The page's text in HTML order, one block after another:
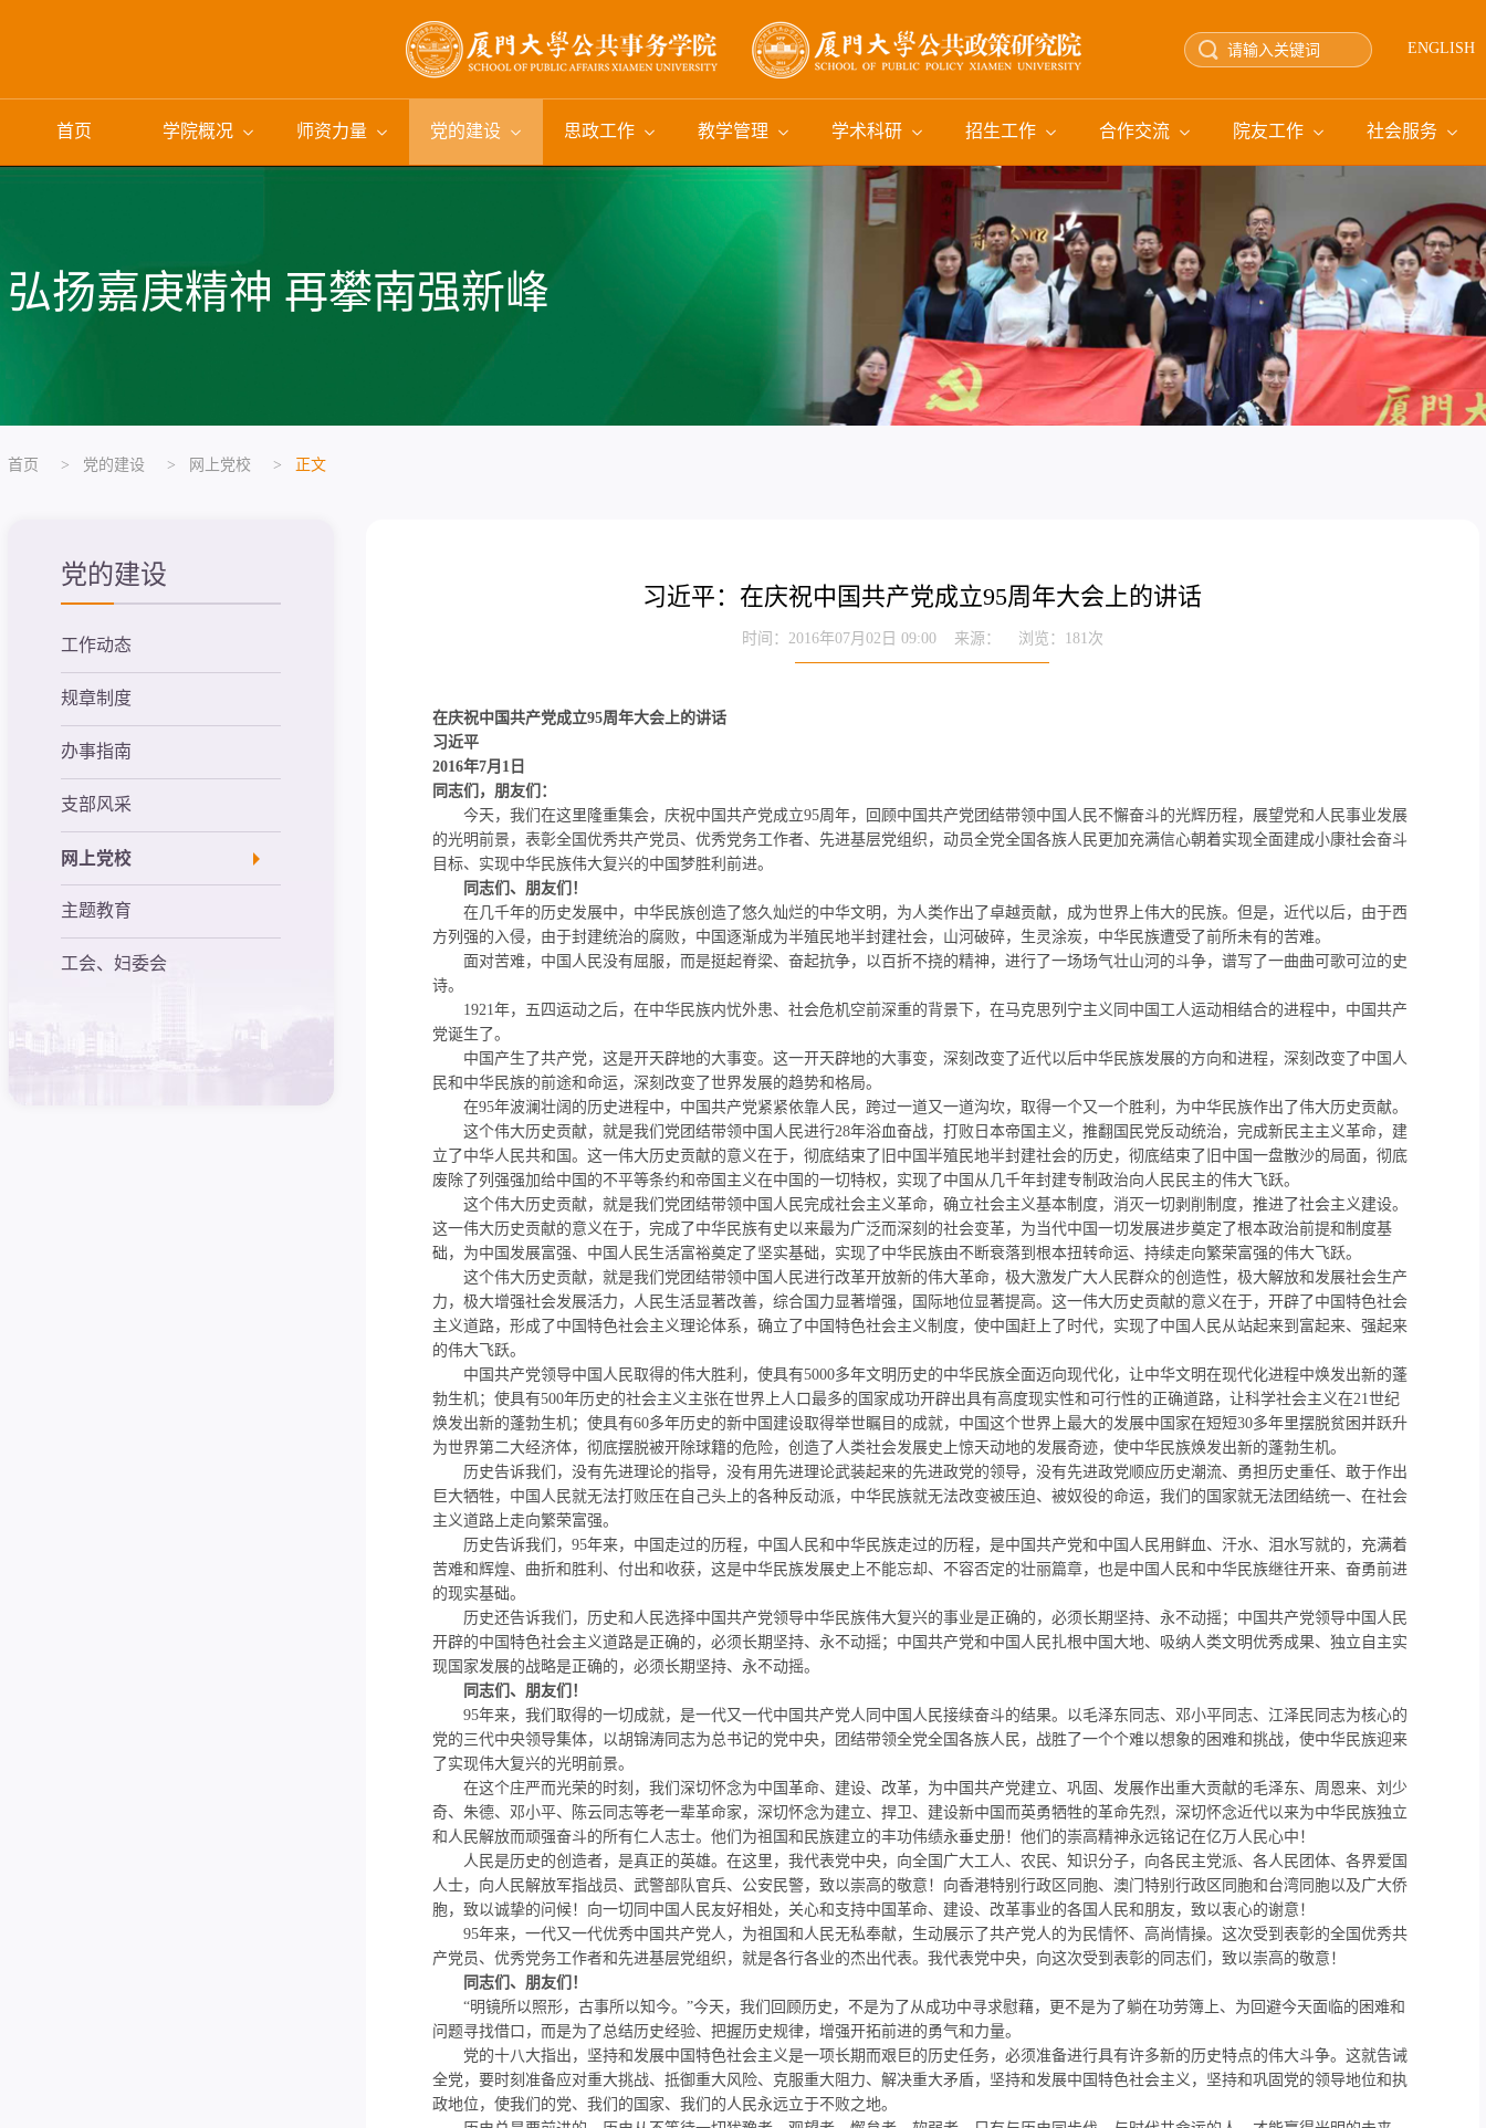
ENGLISH
首页 学院概况 师资力量 党的建设 思政工作 教学管理 学术科研 招生工作 合作交流 院友工作 社会服务
弘扬嘉庚精神 再攀南强新峰
首页 > 党的建设 > 网上党校 > 正文
党的建设
工作动态
规章制度
办事指南
支部风采
网上党校
主题教育
工会、妇委会
习近平：在庆祝中国共产党成立95周年大会上的讲话
时间：2016年07月02日 09:00 来源： 浏览： 181次
在庆祝中国共产党成立95周年大会上的讲话
习近平
2016年7月1日
同志们，朋友们：
今天，我们在这里隆重集会，庆祝中国共产党成立95周年，回顾中国共产党团结带领中国人民不懈奋斗的光辉历程，展望党和人民事业发展
的光明前景，表彰全国优秀共产党员、优秀党务工作者、先进基层党组织，动员全党全国各族人民更加充满信心朝着实现全面建成小康社会奋斗
目标、实现中华民族伟大复兴的中国梦胜利前进。
同志们、朋友们！
在几千年的历史发展中，中华民族创造了悠久灿烂的中华文明，为人类作出了卓越贡献，成为世界上伟大的民族。但是，近代以后，由于西
方列强的入侵，由于封建统治的腐败，中国逐渐成为半殖民地半封建社会，山河破碎，生灵涂炭，中华民族遭受了前所未有的苦难。
面对苦难，中国人民没有屈服，而是挺起脊梁、奋起抗争，以百折不挠的精神，进行了一场场气壮山河的斗争，谱写了一曲曲可歌可泣的史
诗。
1921年，五四运动之后，在中华民族内忧外患、社会危机空前深重的背景下，在马克思列宁主义同中国工人运动相结合的进程中，中国共产
党诞生了。
中国产生了共产党，这是开天辟地的大事变。这一开天辟地的大事变，深刻改变了近代以后中华民族发展的方向和进程，深刻改变了 中国人
民和中华民族的前途和命运，深刻改变了世界发展的趋势和格局。
在95年波澜壮阔的历史进程中，中国共产党紧紧依靠人民，跨过一道又一道沟坎，取得一个又一个胜利，为中华民族作出了伟大历史贡献。
这个伟大历史贡献，就是我们党团结带领中国人民进行28年浴血奋战，打败日本帝国主义，推翻国民党反动统治，完成新民主主义革命，建
立了中华人民共和国。这一伟大历史贡献的意义在于，彻底结束了旧中国半殖民地半封建社会的历史，彻底结束了旧中国一盘散沙的局面，彻底
废除了列强强加给中国的不平等条约和帝国主义在中国的一切特权，实现了中国从几千年封建专制政治向人民民主的伟大飞跃。
这个伟大历史贡献，就是我们党团结带领中国人民完成社会主义革命，确立社会主义基本制度，消灭一切剥削制度，推进了社会主义建设。
这一伟大历史贡献的意义在于，完成了中华民族有史以来最为广泛而深刻的社会变革，为当代中国一切发展进步奠定了根本政治前提和制度基
础，为中国发展富强、中国人民生活富裕奠定了坚实基础，实现了中华民族由不断衰落到根本扭转命运、持续走向繁荣富强的伟大飞跃。
这个伟大历史贡献，就是我们党团结带领中国人民进行改革开放新的伟大革命，极大激发广大人民群众的创造性，极大解放和发展社会生产
力，极大增强社会发展活力，人民生活显著改善，综合国力显著增强，国际地位显著提高。这一伟大历史贡献的意义在于，开辟了中国特色社会
主义道路，形成了中国特色社会主义理论体系，确立了中国特色社会主义制度，使中国赶上了时代，实现了中国人民从站起来到富起来、强起来
的伟大飞跃。
中国共产党领导中国人民取得的伟大胜利，使具有5000多年文明历史的中华民族全面迈向现代化，让中华文明在现代化进程中焕发出新的蓬
勃生机；使具有500年历史的社会主义主张在世界上人口最多的国家成功开辟出具有高度现实性和可行性的正确道路，让科学社会主义在21世纪
焕发出新的蓬勃生机；使具有60多年历史的新中国建设取得举世瞩目的成就，中国这个世界上最大的发展中国家在短短30多年里摆脱贫困并跃升
为世界第二大经济体，彻底摆脱被开除球籍的危险，创造了人类社会发展史上惊天动地的发展奇迹，使中华民族焕发出新的蓬勃生机。
历史告诉我们，没有先进理论的指导，没有用先进理论武装起来的先进政党的领导，没有先进政党顺应历史潮流、勇担历史重任、敢于作出
巨大牺牲，中国人民就无法打败压在自己头上的各种反动派，中华民族就无法改变被压迫、被奴役的命运，我们的国家就无法团结统一、在社会
主义道路上走向繁荣富强。
历史告诉我们， 95年来，中国走过的历程，中国人民和中华民族走过的历程，是中国共产党和中国人民用鲜血、汗水、泪水写就的，充满着
苦难和辉煌、曲折和胜利、付出和收获，这是中华民族发展史上不能忘却、不容否定的壮丽篇章，也是中国人民和中华民族继往开来、奋勇前进
的现实基础。
历史还告诉我们，历史和人民选择中国共产党领导中华民族伟大复兴的事业是正确的，必须长期坚持、永不动摇；中国共产党领导中国人民
开辟的中国特色社会主义道路是正确的，必须长期坚持、永不动摇；中国共产党和中国人民扎根中国大地、吸纳人类文明优秀成果、独立自主实
现国家发展的战略是正确的，必须长期坚持、永不动摇。
同志们、朋友们！
95年来，我们取得的一切成就，是一代又一代中国共产党人同中国人民接续奋斗的结果。以毛泽东同志、邓小平同志、江泽民同志为核心的
党的三代中央领导集体，以胡锦涛同志为总书记的党中央，团结带领全党全国各族人民，战胜了一个个难以想象的困难和挑战，使中华民族迎来
了实现伟大复兴的光明前景。
在这个庄严而光荣的时刻，我们深切怀念为中国革命、建设、改革，为中国共产党建立、巩固、发展作出重大贡献的毛泽东、周恩来、刘少
奇、朱德、邓小平、陈云同志等老一辈革命家，深切怀念为建立、捍卫、建设新中国而英勇牺牲的革命先烈，深切怀念近代以来为中华民族独立
和人民解放而顽强奋斗的所有仁人志士。他们为祖国和民族建立的丰功伟绩永垂史册！他们的崇高精神永远铭记在亿万人民心中！
人民是历史的创造者，是真正的英雄。在这里，我代表党中央，向全国广大工人、农民、知识分子，向各民主党派、各人民团体、各界爱国
人士，向人民解放军指战员、武警部队官兵、公安民警，致以崇高的敬意！向香港特别行政区同胞、澳门特别行政区同胞和台湾同 胞以及广大侨
胞，致以诚挚的问候！向一切同中国人民友好相处，关心和支持中国革命、建设、改革事业的各国人民和朋友，致以衷心的谢意！
95年来，一代又一代优秀中国共产党人，为祖国和人民无私奉献，生动展示了共产党人的为民情怀、高尚情操。这次受到表彰的全国优秀共
产党员、优秀党务工作者和先进基层党组织，就是各行各业的杰出代表。我代表党中央，向这次受到表彰的同志们，致以崇高的敬意！
同志们、朋友们！
“明镜所以照形，古事所以知今。”今天，我们回顾历史，不是为了从成功中寻求慰藉，更不是为了躺在功劳簿上、为回避今天面临的困难和
问题寻找借口，而是为了总结历史经验、把握历史规律，增强开拓前进的勇气和力量。
党的十八大指出，坚持和发展中国特色社会主义是一项长期而艰巨的历史任务，必须准备进行具有许多新的历史特点的伟大斗争。这就告诫
全党，要时刻准备应对重大挑战、抵御重大风险、克服重大阻力、解决重大矛盾，坚持和发展中国特色社会主义，坚持和巩固党的领导地位和执
政地位，使我们的党、我们的国家、我们的人民永远立于不败之地。